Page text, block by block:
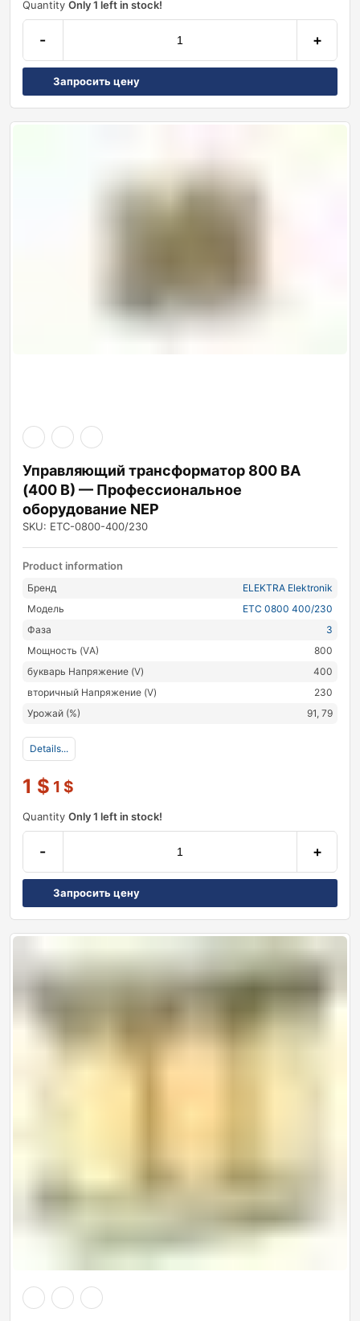
Quantity Only 1 left in stock!
- +
Запросить цену
Управляющий трансформатор 800 ВА
(400 В) — Профессиональное
оборудование NEP
SKU: ETC-0800-400/230
Product information
Бренд
ELEKTRA Elektronik
Модель
ETC 0800 400/230
Фаза
3
Мощность (VА)
800
букварь Напряжение (V)
400
вторичный Напряжение (V)
230
Урожай (%)
91, 79
Details...
1 $ 1 $
Quantity Only 1 left in stock!
- +
Запросить цену